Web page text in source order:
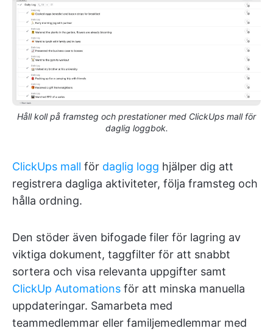
Håll koll på framsteg och prestationer med ClickUps mall för
daglig loggbok.
ClickUps mall för daglig logg hjälper dig att
registrera dagliga aktiviteter, följa framsteg och
hålla ordning.
Den stöder även bifogade filer för lagring av
viktiga dokument, taggfilter för att snabbt
sortera och visa relevanta uppgifter samt
ClickUp Automations för att minska manuella
uppdateringar. Samarbeta med
teammedlemmar eller familjemedlemmar med